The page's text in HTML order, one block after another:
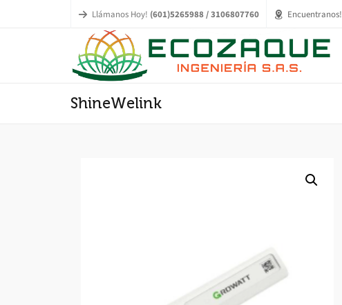
Llámanos Hoy! (601)5265988 / 3106807760 Encuentranos!
ShineWelink